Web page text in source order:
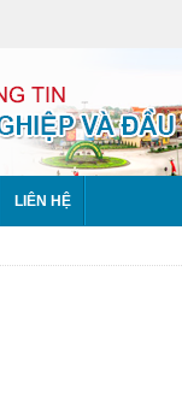
LIÊN HỆ